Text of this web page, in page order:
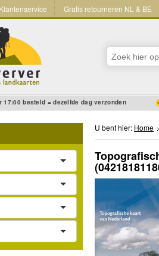
Klantenservice Gratis retourneren NL & BE
17:00 besteld = dezelfde dag verzonden
U bent hier: Home